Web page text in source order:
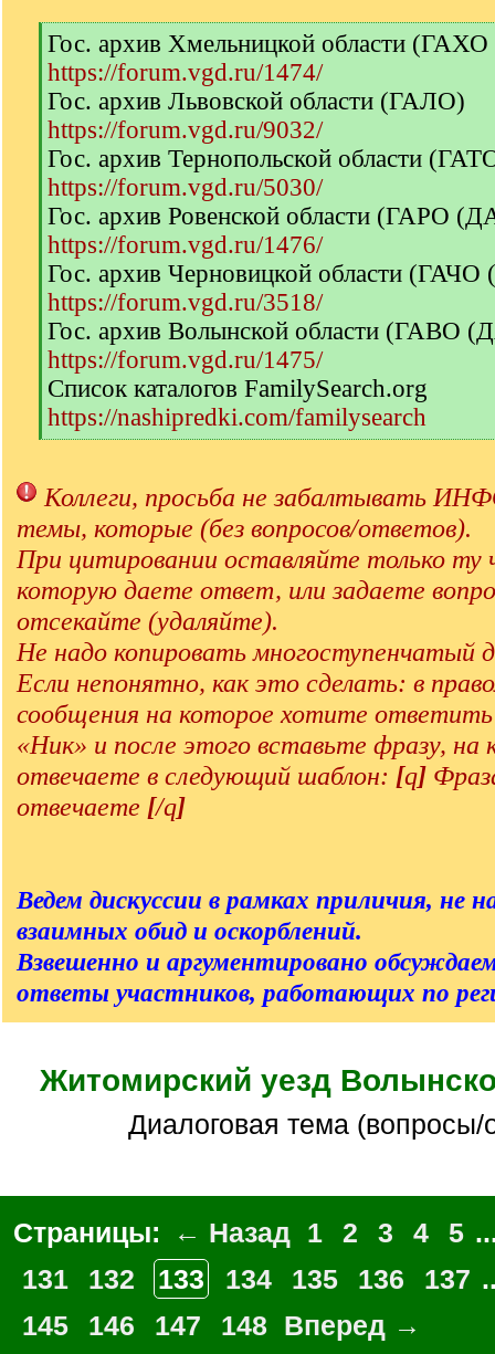
[
q
]
Гос. архив Хмельницкой области
https://forum.vgd.ru/1474/
Гос. архив Львовской области (ГАЛО)
https://forum.vgd.ru/9032/
Гос. архив Тернопольской области
https://forum.vgd.ru/5030/
Гос. архив Ровенской области (ГАРО
https://forum.vgd.ru/1476/
Гос. архив Черновицкой области
https://forum.vgd.ru/3518/
Гос. архив Волынской области (ГАВО
https://forum.vgd.ru/1475/
Список каталогов FamilySearch.org
https://nashipredki.com/familysearch
[
]
Коллеги, просьба не забалтывать
темы, которые (без вопросов/ответов).
При цитировании оставляйте только ту
которую даете ответ, или задаете
отсекайте (удаляйте).
Не надо копировать многоступенчатый
Если непонятно, как это сделать: в
сообщения на которое хотите
«Ник» и после этого вставьте фразу, на
отвечаете в следующий шаблон: [q]
отвечаете [/q]
Ведем дискуссии в рамках приличия, не
взаимных обид и оскорблений.
Взвешенно и аргументировано
ответы участников, работающих по
Житомирский уезд
Диалоговая тема (вопросы/
Страницы: ← Назад 1 2 3 4 5
131
132 133 134 135 136 137
145
146 147 148 Вперед →